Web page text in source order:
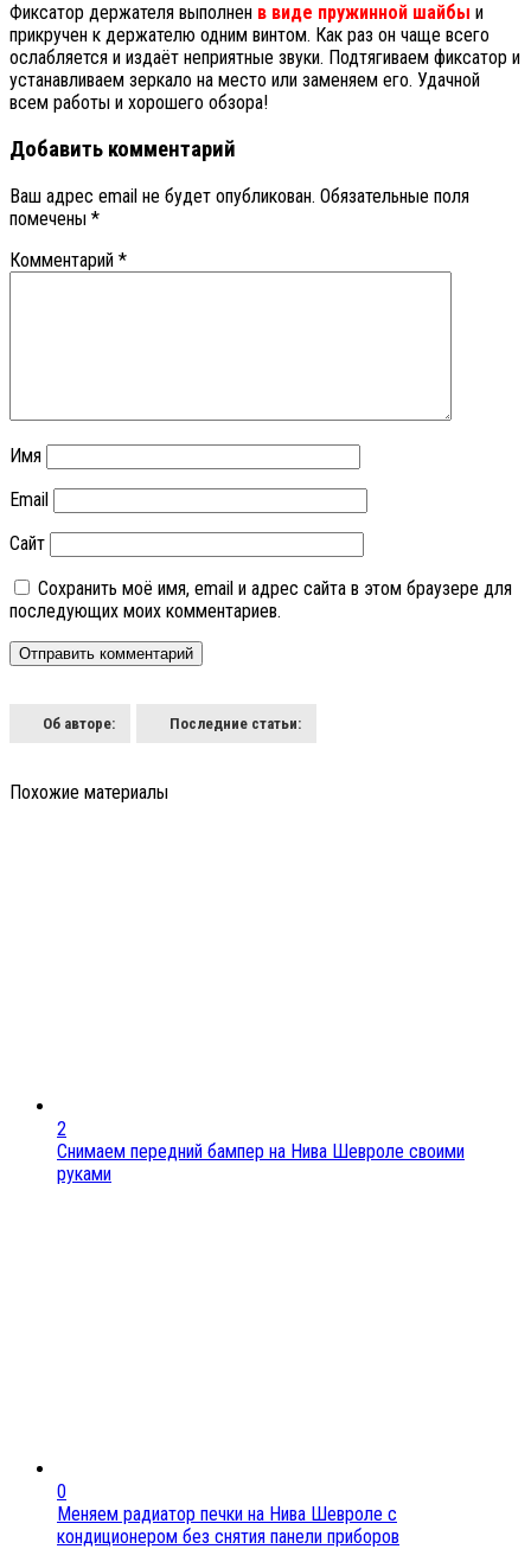
Фиксатор держателя выполнен в виде пружинной шайбы и
прикручен к держателю одним винтом. Как раз он чаще всего
ослабляется и издаёт неприятные звуки. Подтягиваем фиксатор и
устанавливаем зеркало на место или заменяем его. Удачной
всем работы и хорошего обзора!
Добавить комментарий
Ваш адрес email не будет опубликован. Обязательные поля
помечены *
Комментарий *
Имя
Email
Сайт
Сохранить моё имя, email и адрес сайта в этом браузере для
последующих моих комментариев.
Об авторе: Последние статьи:
Похожие материалы
2
Снимаем передний бампер на Нива Шевроле своими
руками
0
Меняем радиатор печки на Нива Шевроле с
кондиционером без снятия панели приборов